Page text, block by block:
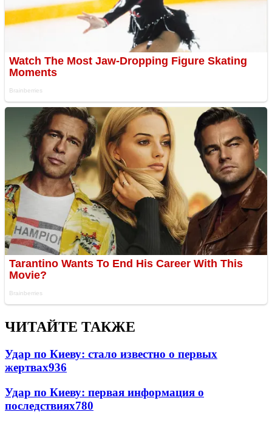
ЧИТАЙТЕ ТАКЖЕ
Удар по Киеву: стало известно о первых
жертвах936
Удар по Киеву: первая информация о
последствиях780